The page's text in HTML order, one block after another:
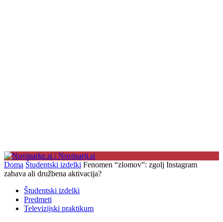
Doma Študentski izdelki Fenomen “zlomov”: zgolj Instagram
zabava ali družbena aktivacija?
Študentski izdelki
Predmeti
Televizijski praktikum